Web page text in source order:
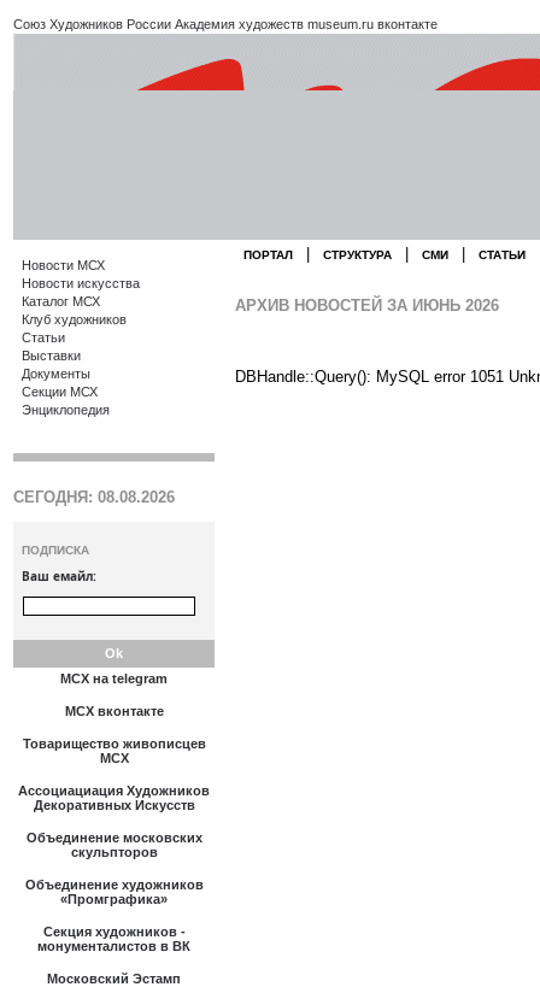
Союз Художников России Академия художеств museum.ru вконтакте
Новости МСХ
Новости искусства
Каталог МСХ
Клуб художников
Статьи
Выставки
Документы
Секции МСХ
Энциклопедия
СЕГОДНЯ: 08.08.2026
ПОДПИСКА
Ваш емайл:
МСХ на telegram
МСХ вконтакте
Товарищество живописцев
МСХ
Ассоциациация Художников
Декоративных Искусств
Объединение московских
скульпторов
Объединение художников
«Промграфика»
Секция художников -
монументалистов в ВК
Московский Эстамп
ПОРТАЛ СТРУКТУРА СМИ СТАТЬИ
АРХИВ НОВОСТЕЙ ЗА ИЮНЬ 2026
DBHandle::Query(): MySQL error 1051